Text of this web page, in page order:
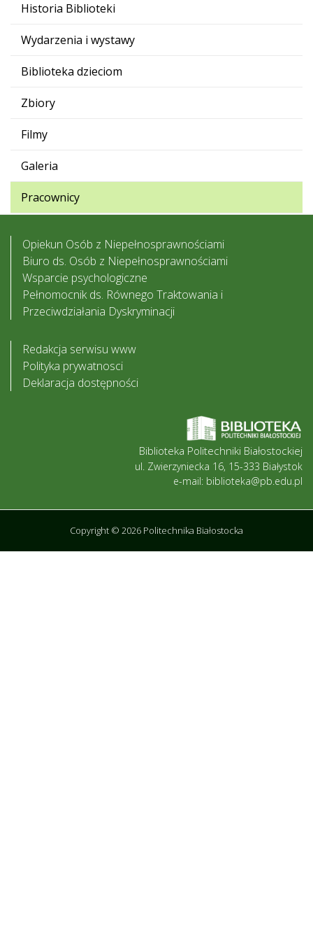
Historia Biblioteki
Wydarzenia i wystawy
Biblioteka dzieciom
Zbiory
Filmy
Galeria
Pracownicy
Opiekun Osób z Niepełnosprawnościami
Biuro ds. Osób z Niepełnosprawnościami
Wsparcie psychologiczne
Pełnomocnik ds. Równego Traktowania i
Przeciwdziałania Dyskryminacji
Redakcja serwisu www
Polityka prywatnosci
Deklaracja dostępności
Biblioteka Politechniki Białostockiej
ul. Zwierzyniecka 16, 15-333 Białystok
e-mail: biblioteka@pb.edu.pl
Copyright © 2026 Politechnika Białostocka